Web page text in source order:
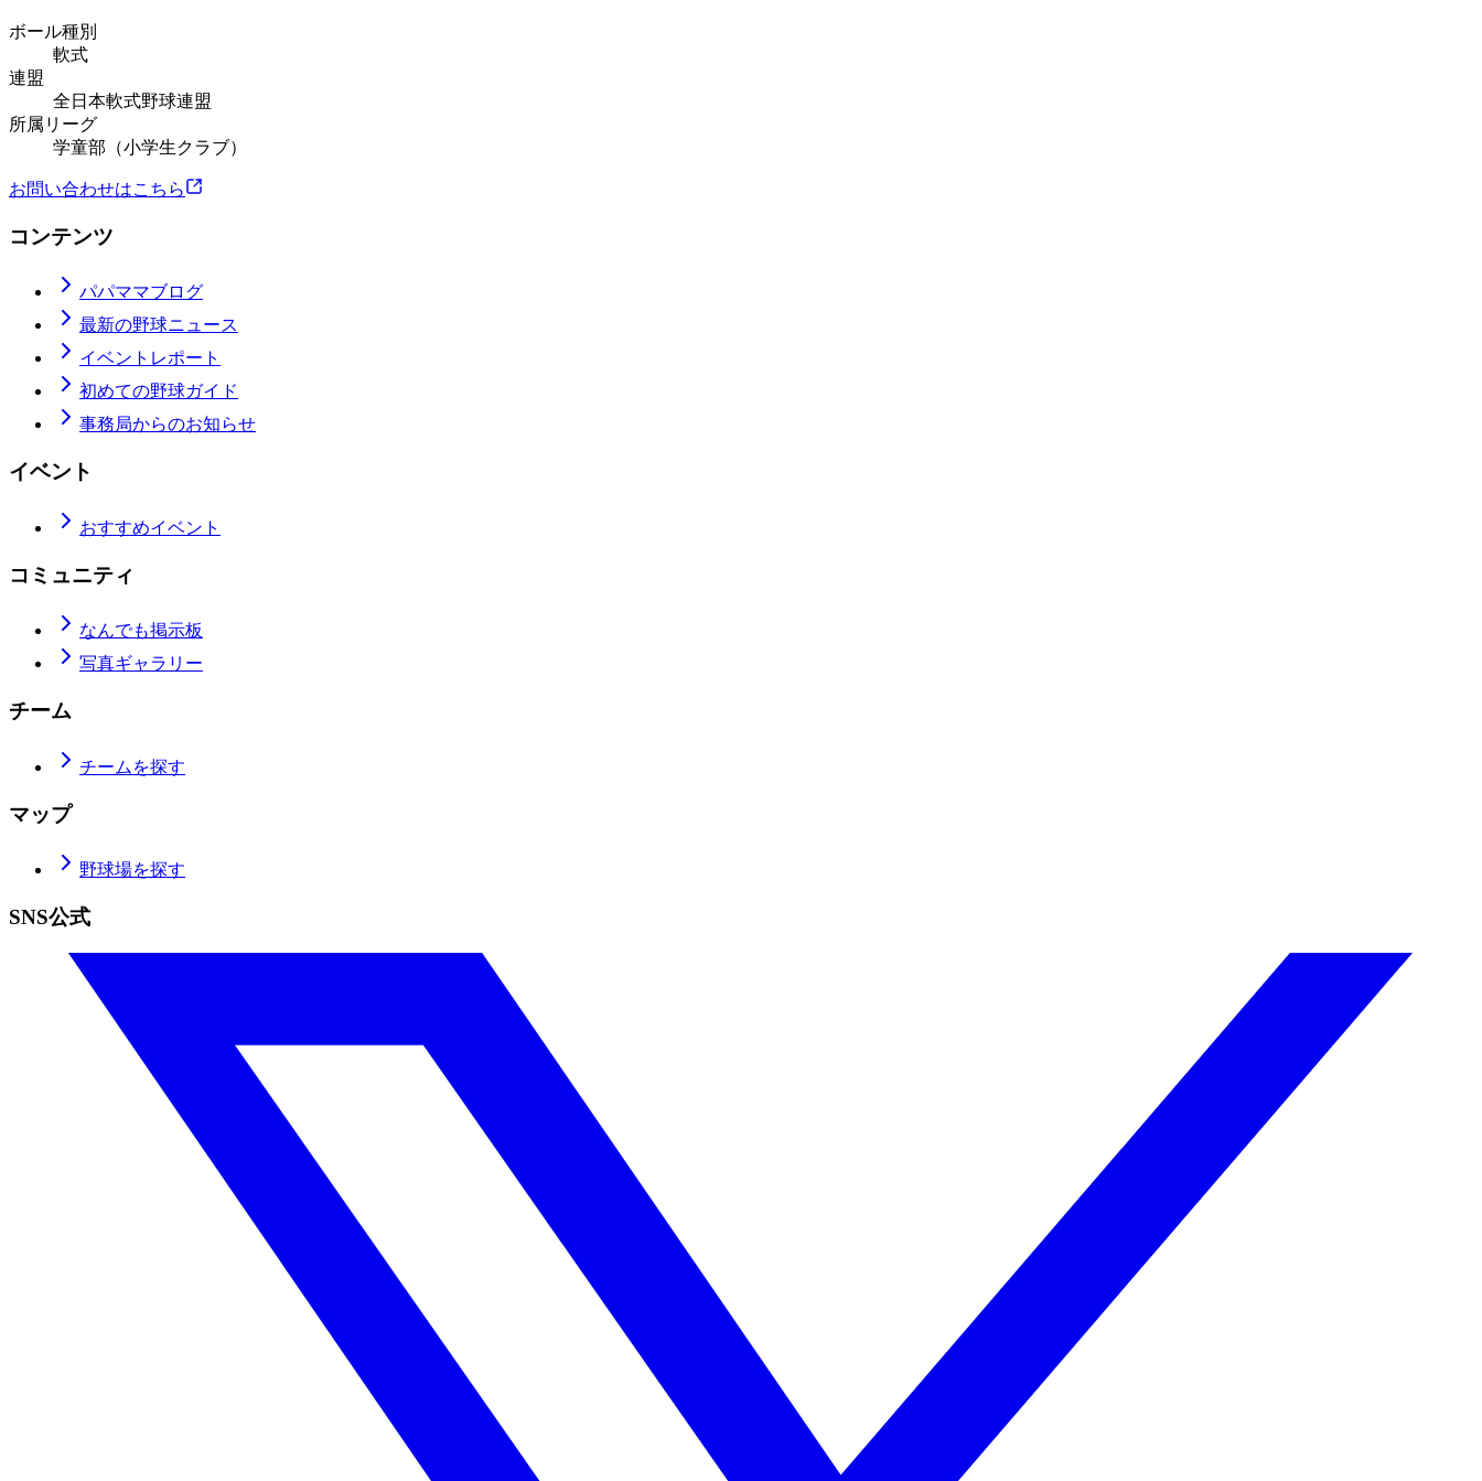
ボール種別
軟式
連盟
全日本軟式野球連盟
所属リーグ
学童部（小学生クラブ）
お問い合わせはこちら
コンテンツ
パパママブログ
最新の野球ニュース
イベントレポート
初めての野球ガイド
事務局からのお知らせ
イベント
おすすめイベント
コミュニティ
なんでも掲示板
写真ギャラリー
チーム
チームを探す
マップ
野球場を探す
SNS公式